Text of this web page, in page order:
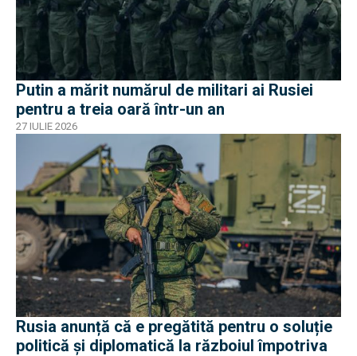
Putin a mărit numărul de militari ai Rusiei
pentru a treia oară într-un an
27 IULIE 2026
Rusia anunță că e pregătită pentru o soluție
politică și diplomatică la războiul împotriva